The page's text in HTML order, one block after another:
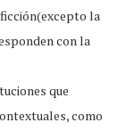
la
con la
que
como